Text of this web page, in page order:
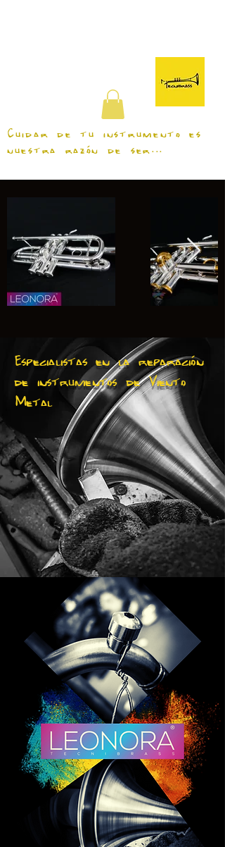
Cuidar de tu instrumento es
nuestra razón de ser...
Especialistas en la reparación
de instrumentos de Viento
Metal